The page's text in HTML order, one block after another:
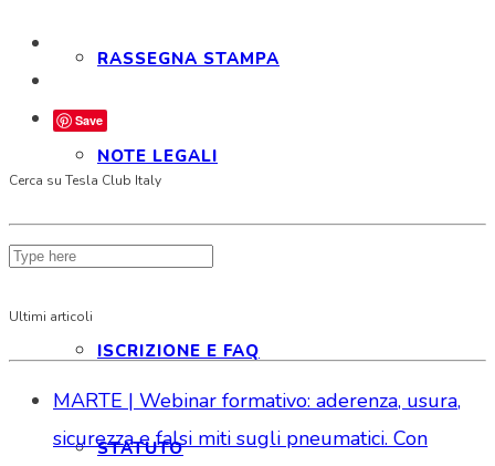
RASSEGNA STAMPA
NOTE LEGALI
ISCRIZIONE
ISCRIZIONE E FAQ
STATUTO
Save
Cerca su Tesla Club Italy
Ultimi articoli
MARTE | Webinar formativo: aderenza, usura,
sicurezza e falsi miti sugli pneumatici. Con